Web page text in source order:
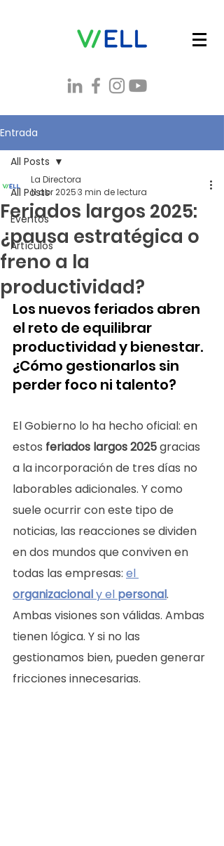
Entrada
All Posts
Eventos
Artículos
All Posts
Feriados largos 2025:
¿pausa estratégica o
freno a la
productividad?
La Directora
11 abr 20253 min de lectura
Los nuevos feriados abren
el reto de equilibrar
productividad y bienestar.
¿Cómo gestionarlos sin
perder foco ni talento?
El Gobierno lo ha hecho oficial: en
estos feriados largos 2025 gracias
a la incorporación de tres días no
laborables adicionales. Y como
suele ocurrir con este tipo de
noticias, las reacciones se dividen
en dos mundos que conviven en
todas las empresas: el
organizacional y el personal.
Ambas visiones son válidas. Ambas
tienen lógica. Y si no las
gestionamos bien, pueden generar
fricciones innecesarias.